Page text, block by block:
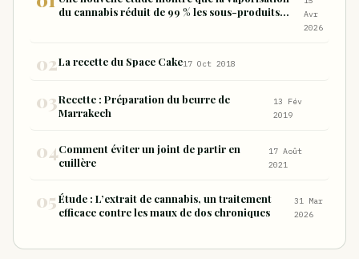
du cannabis réduit de 99 % les sous-produits
Avr
2026
La recette du Space Cake17 Oct 2018
Recette : Préparation du beurre de
Marrakech
13 Fév
2019
Comment éviter un joint de partir en
cuillère
17 Août
2021
Étude : L’extrait de cannabis, un traitement
efficace contre les maux de dos chroniques
31 Mar
2026